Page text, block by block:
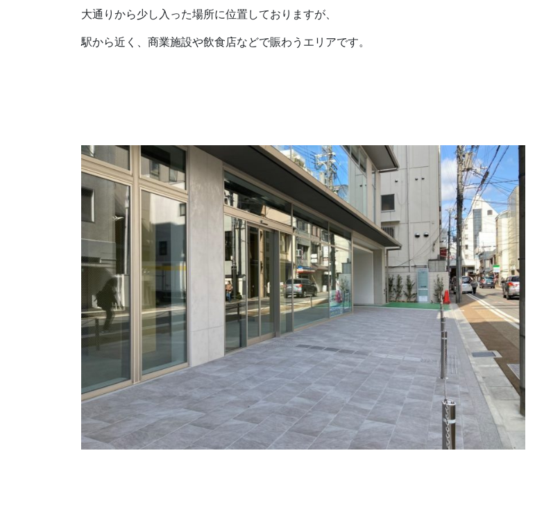
大通りから少し入った場所に位置しておりますが、
駅から近く、商業施設や飲食店などで賑わうエリアです。